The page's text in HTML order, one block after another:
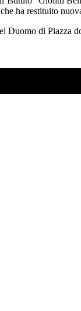
ha restituito
Duomo di